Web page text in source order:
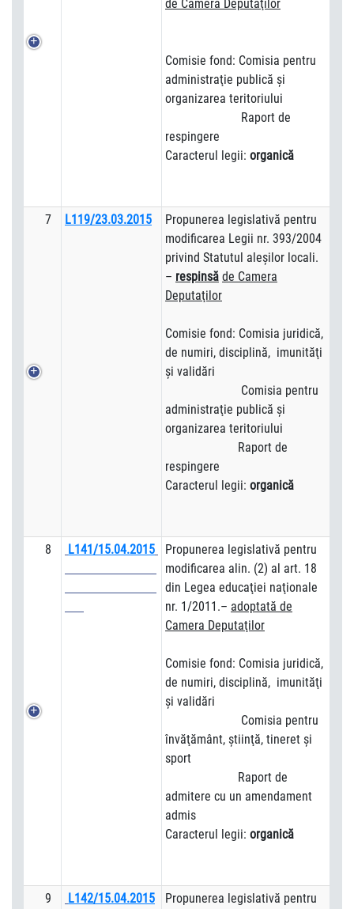
de Camera Deputaţilor
Comisie fond: Comisia pentru
administraţie publică şi
organizarea teritoriului
Raport de
respingere
Caracterul legii: organică
7 L119/23.03.2015
Propunerea legislativă pentru
modificarea Legii nr. 393/2004
privind Statutul aleşilor locali.
– respinsă de Camera
Deputaţilor
Comisie fond: Comisia juridică,
de numiri, disciplină, imunităţi
şi validări
Comisia pentru
administraţie publică şi
organizarea teritoriului
Raport de
respingere
Caracterul legii: organică
8 L141/15.04.2015
Propunerea legislativă pentru
modificarea alin. (2) al art. 18
din Legea educaţiei naţionale
nr. 1/2011.– adoptată de
Camera Deputaţilor
Comisie fond: Comisia juridică,
de numiri, disciplină, imunităţi
şi validări
Comisia pentru
învăţământ, ştiinţă, tineret şi
sport
Raport de
admitere cu un amendament
admis
Caracterul legii: organică
9 L142/15.04.2015
Propunerea legislativă pentru